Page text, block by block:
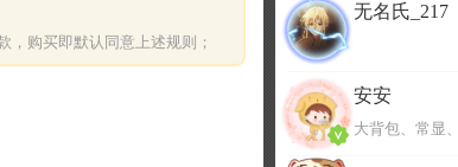
，购买即默认同意上述规则；
无名氏_217
安安